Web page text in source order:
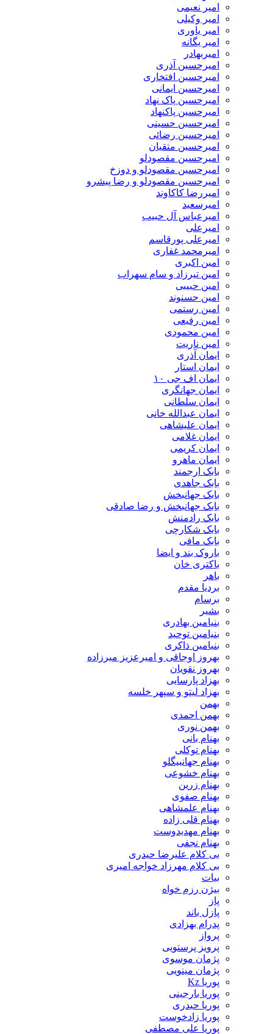
امیر نعیمی
امیر وکیلی
امیر یاوری
امیر یگانه
امیربهادر
امیرحسین آذری
امیرحسین افتخاری
امیرحسین ایمانی
امیرحسین پاک نهاد
امیرحسین پاکنهاد
امیرحسین حسینی
امیرحسین رضائی
امیرحسین متقیان
امیرحسین مقصودلو
امیرحسین مقصودلو و دوزخ
امیرحسین مقصودلو و رضا پیشرو
امیررضا کاکاوند
امیرسعید
امیرعباس آل حبیب
امیرعلی
امیرعلی پورقاسم
امیرمحمد غفاری
امین اکبری
امین تیرزاد و سام سهراب
امین حبیبی
امین حسنوند
امین رستمی
امین رفیعی
امین محمودی
امین ناریت
ایمان آذری
ایمان استار
ایمان اف جی ۱۰
ایمان جهانگری
ایمان سلطانی
ایمان عبدالله خانی
ایمان علیشاهی
ایمان غلامی
ایمان کریمی
ایمان ماهرو
بابک ارجمند
بابک جاهدی
بابک جهانبخش
بابک جهانبخش و رضا صادقی
بابک رادمنش
بابک شکارچی
بابک مافی
باروک بند و ایضا
باکتری خان
باهر
بردیا مقدم
برسام
بشیر
بنیامین بهادری
بنیامین توحید
بنیامین ذاکری
بهروز اوجاقی و امیرعزیز میرزاده
بهروز نقویان
بهزاد پارسایی
بهزاد لیتو و سپهر خلسه
بهمن
بهمن احمدی
بهمن نوری
بهنام بانی
بهنام توکلی
بهنام جهانبیگلو
بهنام خشوعی
بهنام زرین
بهنام صفوی
بهنام علمشاهی
بهنام قلی زاده
بهنام مهدیدوست
بهنام نجفی
بی کلام علیرضا حیدری
بی کلام مهرزاد خواجه امیری
بیات
بیژن رزم خواه
پاز
پازل باند
پدرام بهزادی
پرواز
پرویز پرستویی
پژمان موسوی
پژمان مینویی
پوریا Kz
پوریا بارجینی
پوریا حیدری
پوریا زادخوست
پوریا علی مصطفی